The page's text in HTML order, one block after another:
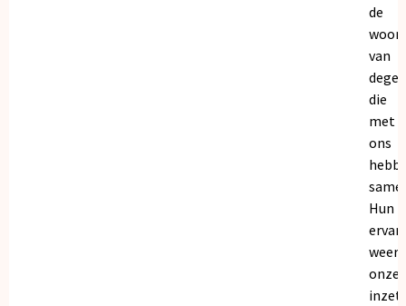
de
van
die
met
ons
Hun
onze
inzet